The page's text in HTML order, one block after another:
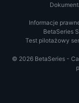
Informacje
BetaSeries
Test pilotażowy
© 2026 BetaSeries -